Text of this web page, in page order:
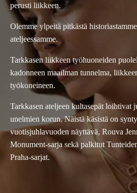
perusti liikkeen.
Olemme ylpeitä pitkästä
ateljeessamme.
Tarkkasen liikkeen työhuoneiden
kadonneen maailman tunnelma,
työkoneineen.
Tarkkasen ateljeen kultasepät loihtivat
unelmien korun. Näistä käsistä on
vuotisjuhlavuoden näyttävä, Rouva
Monument-sarja sekä palkitut
Praha-sarjat.